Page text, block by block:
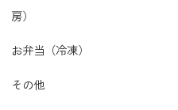
房）
お弁当（冷凍）
その他